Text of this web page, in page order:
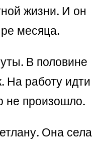
жизни. И он
месяца.
В половине
На работу идти
не произошло.
Она села